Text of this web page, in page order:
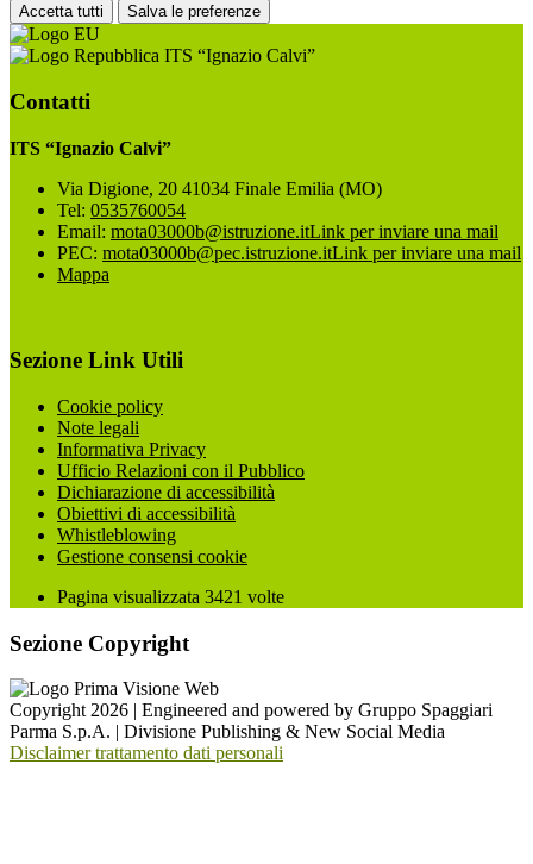
Accetta tutti Salva le preferenze
ITS “Ignazio Calvi”
Contatti
ITS “Ignazio Calvi”
Via Digione, 20 41034 Finale Emilia (MO)
Tel: 0535760054
Email: mota03000b@istruzione.itLink per inviare una mail
PEC: mota03000b@pec.istruzione.itLink per inviare una mail
Mappa
Sezione Link Utili
Cookie policy
Note legali
Informativa Privacy
Ufficio Relazioni con il Pubblico
Dichiarazione di accessibilità
Obiettivi di accessibilità
Whistleblowing
Gestione consensi cookie
Pagina visualizzata 3421 volte
Sezione Copyright
Copyright 2026 | Engineered and powered by Gruppo Spaggiari
Parma S.p.A. | Divisione Publishing & New Social Media
Disclaimer trattamento dati personali